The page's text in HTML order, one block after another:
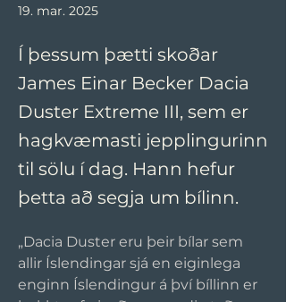
19. mar. 2025
Í þessum þætti skoðar
James Einar Becker Dacia
Duster Extreme III, sem er
hagkvæmasti jepplingurinn
til sölu í dag. Hann hefur
þetta að segja um bílinn.
„Dacia Duster eru þeir bílar sem
allir Íslendingar sjá en eiginlega
enginn Íslendingur á því bíllinn er